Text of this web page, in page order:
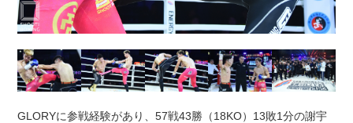
GLORYに参戦経験があり、57戦43勝（18KO）13敗1分の謝宇